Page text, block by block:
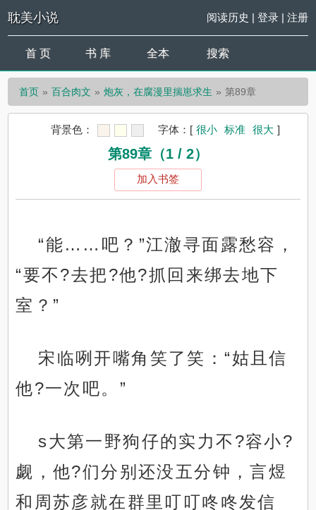
耽美小说 阅读历史 | 登录| 注册
首 页 书 库 全本 搜索
首页 百合肉文 炮灰，在腐漫里揣崽求生 第89章
背景色： 字体： [ 很小 标准 很大 ]
第89章（1 / 2）
加入书签
“能……吧？”江澈寻面露愁容，
“要不?去把?他?抓回来绑去地下
室？”
宋临咧开嘴角笑了笑：“姑且信
他?一次吧。”
s大第一野狗仔的实力不?容小?
觑，他?们分别还没五分钟，言煜
和周苏彦就在群里叮叮咚咚发信